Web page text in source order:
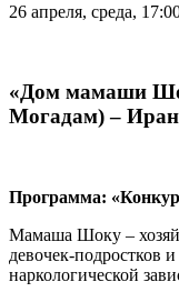
26 апреля, среда,
«Дом мамаши
Могадам) –
Программа:
Мамаша Шоку –
девочек-подростков
наркологической